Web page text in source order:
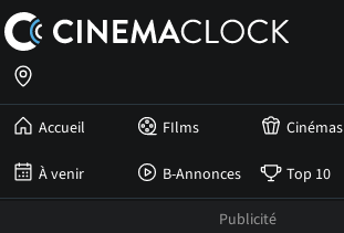
Accueil FIlms Cinémas
À venir B-Annonces Top 10